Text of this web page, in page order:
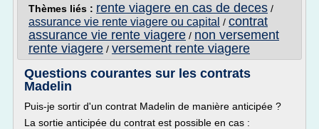
Thèmes liés : rente viagere en cas de deces /
assurance vie rente viagere ou capital / contrat
assurance vie rente viagere / non versement
rente viagere / versement rente viagere
Questions courantes sur les contrats
Madelin
Puis-je sortir d'un contrat Madelin de manière anticipée ?
La sortie anticipée du contrat est possible en cas :